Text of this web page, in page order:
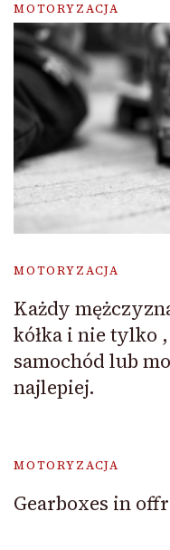
MOTORYZACJA
MOTORYZACJA
Każdy
kółka i nie tylko
samochód lub
najlepiej.
MOTORYZACJA
Gearboxes in